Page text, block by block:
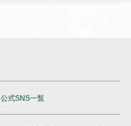
公式SNS一覧